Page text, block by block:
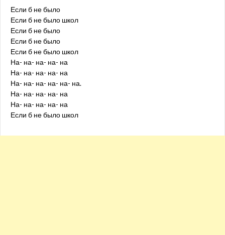
Если б не было
Если б не было школ
Если б не было
Если б не было
Если б не было школ
На- на- на- на- на
На- на- на- на- на
На- на- на- на- на- на.
На- на- на- на- на
На- на- на- на- на
Если б не было школ